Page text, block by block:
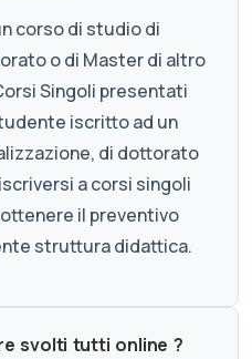
corso di studio di
o di Master di altro
Singoli presentati
iscritto ad un
di dottorato
a corsi singoli
il preventivo
struttura didattica.
svolti tutti online ?